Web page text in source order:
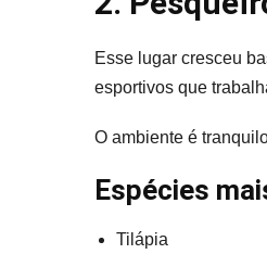
Esse lugar cresceu
esportivos que
O ambiente é
Espécies
Tilápia